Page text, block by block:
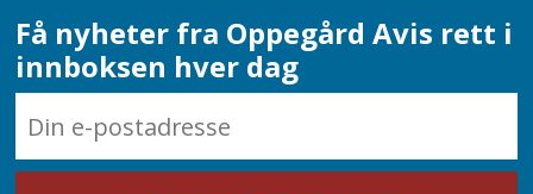
Få nyheter fra Oppegård Avis rett i
innboksen hver dag